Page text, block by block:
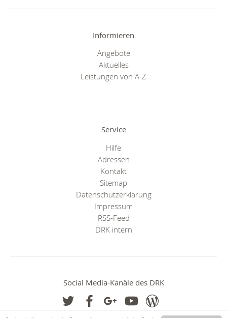
Informieren
Angebote
Aktuelles
Leistungen von A-Z
Service
Hilfe
Adressen
Kontakt
Sitemap
Datenschutzerklärung
Impressum
RSS-Feed
DRK intern
Social Media-Kanäle des DRK